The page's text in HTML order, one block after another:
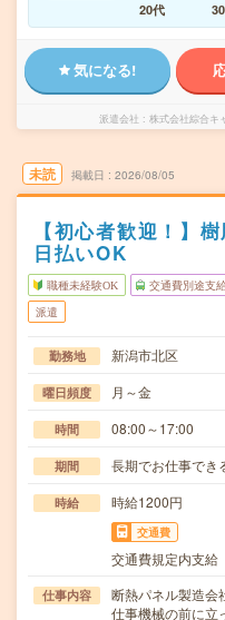
20代
気になる!
派遣会社 株式会社綜合キ
未読 掲載日 2026/08/05
【初心者歓迎！】
日払いOK
職種未経験OK 交通費別途支
派遣
勤務地 新潟市北区
曜日頻度 月～金
時間 08:00～17:00
期間 長期でお仕事でき
時給 時給1200円
交通費
交通費規定内支給
仕事内容
断熱パネル製造会
仕事機械の前に